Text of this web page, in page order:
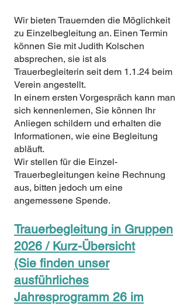
Wir bieten Trauernden die Möglichkeit
zu Einzelbegleitung an. Einen Termin
können Sie mit Judith Kolschen
absprechen, sie ist als
Trauerbegleiterin seit dem 1.1.24 beim
Verein angestellt.
In einem ersten Vorgespräch kann man
sich kennenlernen, Sie können Ihr
Anliegen schildern und erhalten die
Informationen, wie eine Begleitung
abläuft.
Wir stellen für die Einzel-
Trauerbegleitungen keine Rechnung
aus, bitten jedoch um eine
angemessene Spende.
Trauerbegleitung in Gruppen
2026 / Kurz-Übersicht
(Sie finden unser
ausführliches
Jahresprogramm 26 im